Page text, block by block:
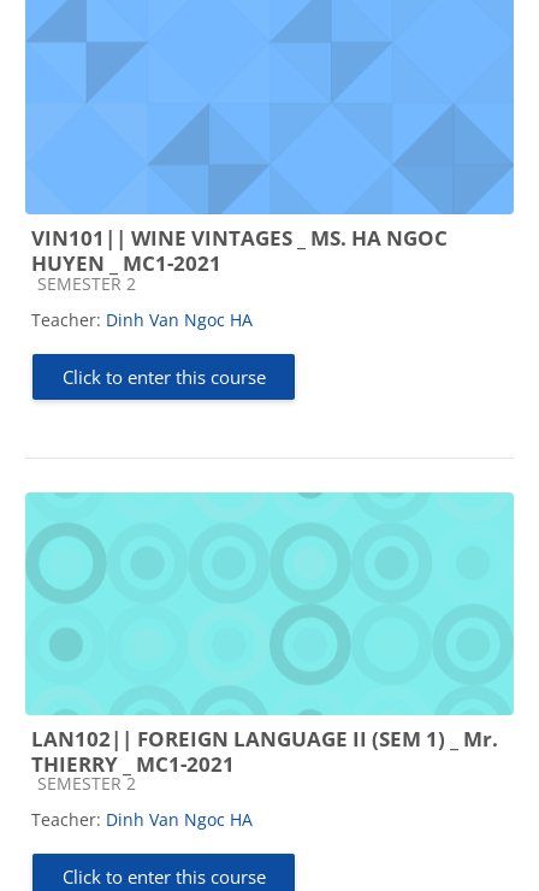
VIN101|| WINE VINTAGES _ MS. HA NGOC
HUYEN _ MC1-2021
Course category
SEMESTER 2
Teacher: Dinh Van Ngoc HA
Click to enter this course
LAN102|| FOREIGN LANGUAGE II (SEM 1) _ Mr.
THIERRY _ MC1-2021
Course category
SEMESTER 2
Teacher: Dinh Van Ngoc HA
Click to enter this course